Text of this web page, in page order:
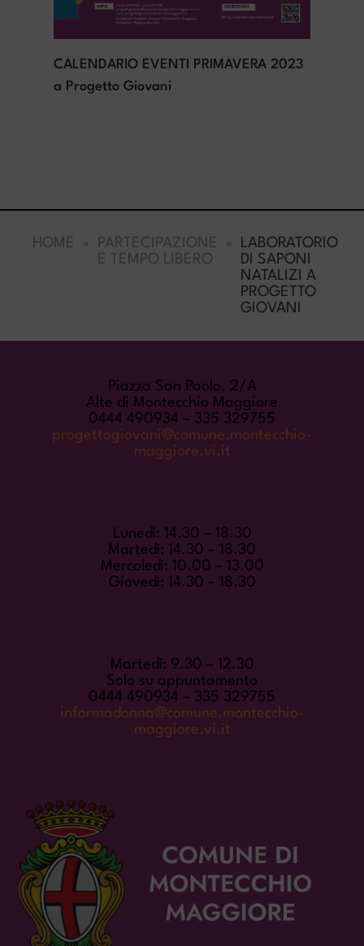
CALENDARIO EVENTI PRIMAVERA 2023
a Progetto Giovani
HOME
PARTECIPAZIONE
E TEMPO LIBERO
LABORATORIO
DI SAPONI
NATALIZI A
PROGETTO
GIOVANI
Piazza San Paolo, 2/A
Alte di Montecchio Maggiore
0444 490934 – 335 329755
progettogiovani@comune.montecchio-
maggiore.vi.it
Lunedì: 14.30 – 18.30
Martedì: 14.30 – 18.30
Mercoledì: 10.00 – 13.00
Giovedì: 14.30 – 18.30
Martedì: 9.30 – 12.30
Solo su appuntamento
0444 490934 – 335 329755
informadonna@comune.montecchio-
maggiore.vi.it